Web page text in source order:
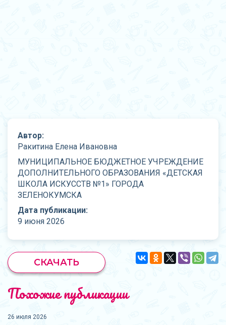
Автор:
Ракитина Елена Ивановна
МУНИЦИПАЛЬНОЕ БЮДЖЕТНОЕ УЧРЕЖДЕНИЕ
ДОПОЛНИТЕЛЬНОГО ОБРАЗОВАНИЯ «ДЕТСКАЯ
ШКОЛА ИСКУССТВ №1» ГОРОДА
ЗЕЛЕНОКУМСКА
Дата публикации:
9 июня 2026
СКАЧАТЬ
Похожие публикации
26 июля 2026